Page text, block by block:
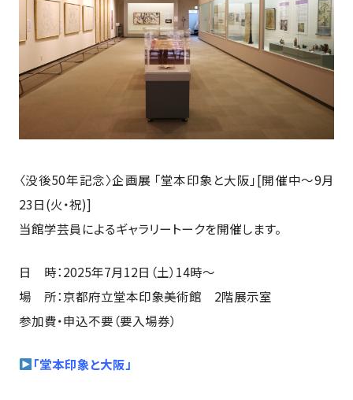
〈没後50年記念〉企画展 「堂本印象と大阪」[開催中～9月
23日(火・祝)]
当館学芸員によるギャラリートークを開催します。
日 時：2025年7月12日（土）14時～
場 所：京都府立堂本印象美術館 2階展示室
参加費・申込不要（要入場券）
「堂本印象と大阪」